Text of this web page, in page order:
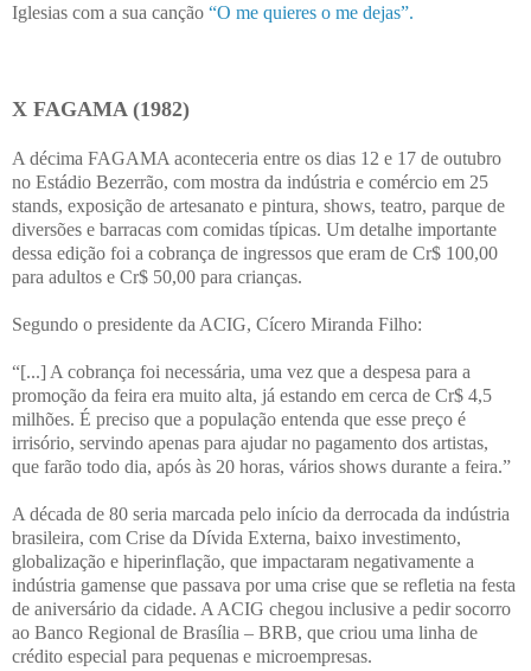
Iglesias com a sua canção “O me quieres o me dejas”.
X FAGAMA (1982)
A décima FAGAMA aconteceria entre os dias 12 e 17 de outubro
no Estádio Bezerrão, com mostra da indústria e comércio em 25
stands, exposição de artesanato e pintura, shows, teatro, parque de
diversões e barracas com comidas típicas. Um detalhe importante
dessa edição foi a cobrança de ingressos que eram de Cr$ 100,00
para adultos e Cr$ 50,00 para crianças.
Segundo o presidente da ACIG, Cícero Miranda Filho:
“[...] A cobrança foi necessária, uma vez que a despesa para a
promoção da feira era muito alta, já estando em cerca de Cr$ 4,5
milhões. É preciso que a população entenda que esse preço é
irrisório, servindo apenas para ajudar no pagamento dos artistas,
que farão todo dia, após às 20 horas, vários shows durante a feira.”
A década de 80 seria marcada pelo início da derrocada da indústria
brasileira, com Crise da Dívida Externa, baixo investimento,
globalização e hiperinflação, que impactaram negativamente a
indústria gamense que passava por uma crise que se refletia na festa
de aniversário da cidade. A ACIG chegou inclusive a pedir socorro
ao Banco Regional de Brasília – BRB, que criou uma linha de
crédito especial para pequenas e microempresas.